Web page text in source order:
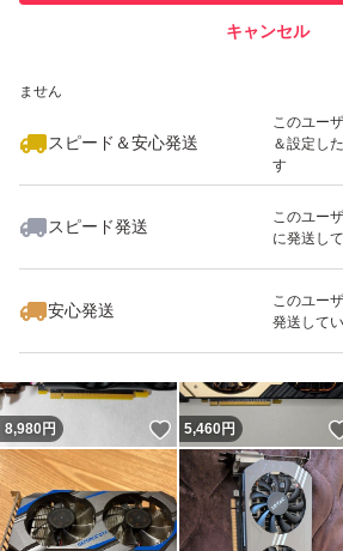
ません
スピード＆安心発送
このユー
＆設定し
す
スピード発送
このユー
に発送し
安心発送
このユー
発送して
キャンセル
8,980円 いいね！
5,460円